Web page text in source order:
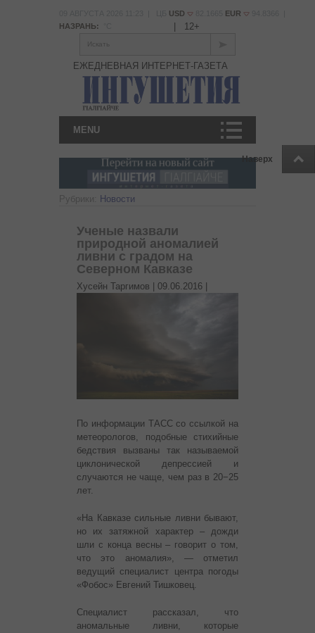
Наверх
USD EUR
НАЗРАНЬ:
12+
Искать
ЕЖЕДНЕВНАЯ ИНТЕРНЕТ-ГАЗЕТА
MENU
Рубрики: Новости
Ученые назвали
природной аномалией
ливни с градом на
Северном Кавказе
Хусейн Таргимов | 09.06.2016
По информации ТАСС со ссылкой на
метеорологов, подобные стихийные
бедствия вызваны так называемой
циклонической депрессией и
случаются не чаще, чем раз в 20−25
лет.
«На Кавказе сильные ливни бывают,
но их затяжной характер – дожди
шли с конца весны – говорит о том,
что это аномалия», — отметил
ведущий специалист центра погоды
«Фобос» Евгений Тишковец.
Специалист рассказал, что
аномальные ливни, которые